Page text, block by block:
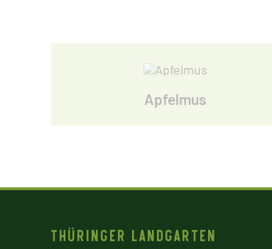
Apfelmus
Thüringer Landgarten